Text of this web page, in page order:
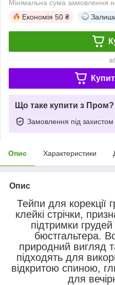
Мінімальна сума замовлення
Економія 50 ₴
Що таке купити з Пром?
Замовлення під захистом
Опис Характеристики
Опис
Тейпи для корекції
клейкі стрічки,
підтримки
бюстгальтера.
природний вигляд
підходять для
відкритою спиною,
для